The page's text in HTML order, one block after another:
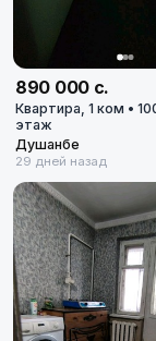
Тип
Город
Город
Диапазон цен
890 000 с.
Квартира, 1 ком •
этаж
Душанбе
29 дней назад